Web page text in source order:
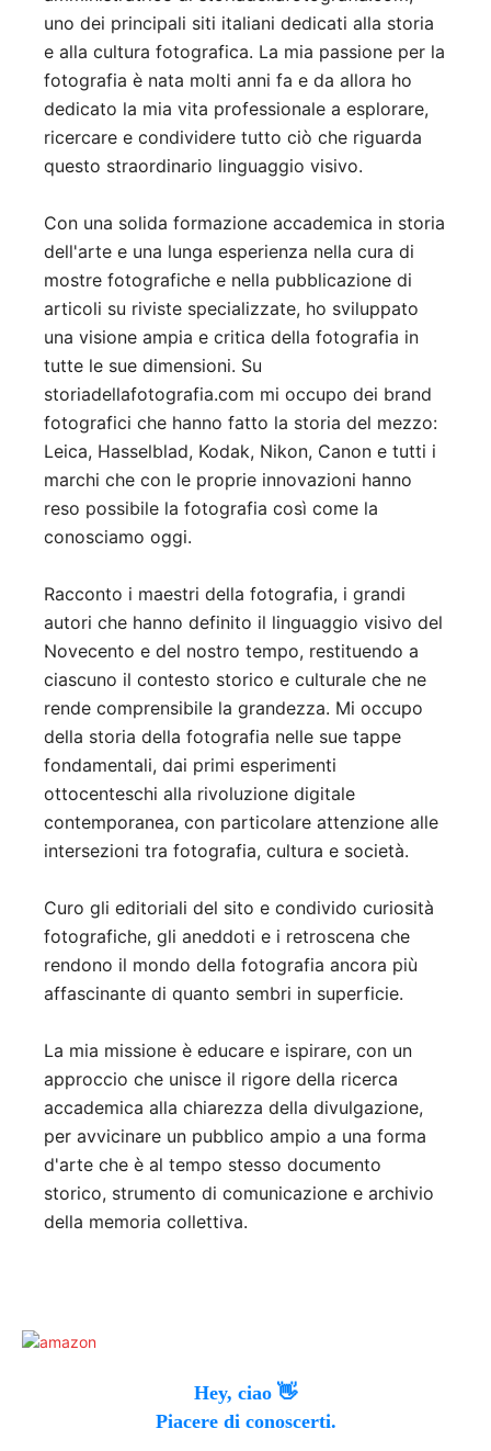
uno dei principali siti italiani dedicati alla storia
e alla cultura fotografica. La mia passione per la
fotografia è nata molti anni fa e da allora ho
dedicato la mia vita professionale a esplorare,
ricercare e condividere tutto ciò che riguarda
questo straordinario linguaggio visivo.
Con una solida formazione accademica in storia
dell'arte e una lunga esperienza nella cura di
mostre fotografiche e nella pubblicazione di
articoli su riviste specializzate, ho sviluppato
una visione ampia e critica della fotografia in
tutte le sue dimensioni. Su
storiadellafotografia.com mi occupo dei brand
fotografici che hanno fatto la storia del mezzo:
Leica, Hasselblad, Kodak, Nikon, Canon e tutti i
marchi che con le proprie innovazioni hanno
reso possibile la fotografia così come la
conosciamo oggi.
Racconto i maestri della fotografia, i grandi
autori che hanno definito il linguaggio visivo del
Novecento e del nostro tempo, restituendo a
ciascuno il contesto storico e culturale che ne
rende comprensibile la grandezza. Mi occupo
della storia della fotografia nelle sue tappe
fondamentali, dai primi esperimenti
ottocenteschi alla rivoluzione digitale
contemporanea, con particolare attenzione alle
intersezioni tra fotografia, cultura e società.
Curo gli editoriali del sito e condivido curiosità
fotografiche, gli aneddoti e i retroscena che
rendono il mondo della fotografia ancora più
affascinante di quanto sembri in superficie.
La mia missione è educare e ispirare, con un
approccio che unisce il rigore della ricerca
accademica alla chiarezza della divulgazione,
per avvicinare un pubblico ampio a una forma
d'arte che è al tempo stesso documento
storico, strumento di comunicazione e archivio
della memoria collettiva.
Hey, ciao 👋
Piacere di conoscerti.